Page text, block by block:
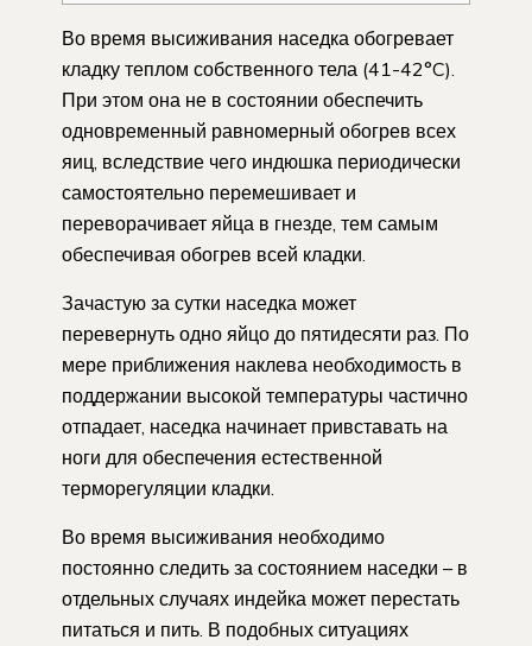
Во время высиживания наседка обогревает
кладку теплом собственного тела (41-42°C).
При этом она не в состоянии обеспечить
одновременный равномерный обогрев всех
яиц, вследствие чего индюшка периодически
самостоятельно перемешивает и
переворачивает яйца в гнезде, тем самым
обеспечивая обогрев всей кладки.
Зачастую за сутки наседка может
перевернуть одно яйцо до пятидесяти раз. По
мере приближения наклева необходимость в
поддержании высокой температуры частично
отпадает, наседка начинает привставать на
ноги для обеспечения естественной
терморегуляции кладки.
Во время высиживания необходимо
постоянно следить за состоянием наседки – в
отдельных случаях индейка может перестать
питаться и пить. В подобных ситуациях